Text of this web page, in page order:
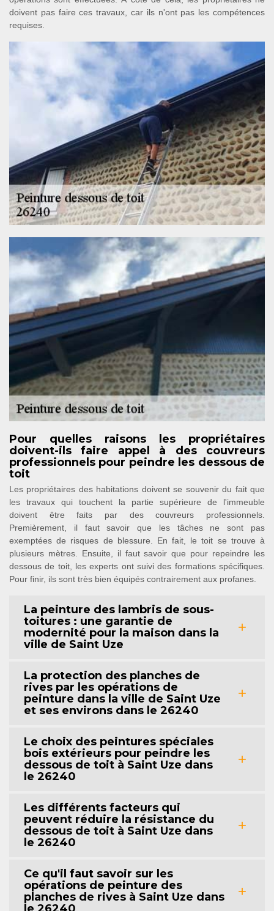
doivent pas faire ces travaux, car ils n'ont pas les compétences
requises.
Pour quelles raisons les propriétaires
doivent-ils faire appel à des couvreurs
professionnels pour peindre les dessous de
toit
Les propriétaires des habitations doivent se souvenir du fait que
les travaux qui touchent la partie supérieure de l'immeuble
doivent être faits par des couvreurs professionnels.
Premièrement, il faut savoir que les tâches ne sont pas
exemptées de risques de blessure. En fait, le toit se trouve à
plusieurs mètres. Ensuite, il faut savoir que pour repeindre les
dessous de toit, les experts ont suivi des formations spécifiques.
Pour finir, ils sont très bien équipés contrairement aux profanes.
La peinture des lambris de sous-
toitures : une garantie de
modernité pour la maison dans la
ville de Saint Uze
La protection des planches de
rives par les opérations de
peinture dans la ville de Saint Uze
et ses environs dans le 26240
Le choix des peintures spéciales
bois extérieurs pour peindre les
dessous de toit à Saint Uze dans
le 26240
Les différents facteurs qui
peuvent réduire la résistance du
dessous de toit à Saint Uze dans
le 26240
Ce qu'il faut savoir sur les
opérations de peinture des
planches de rives à Saint Uze dans
le 26240